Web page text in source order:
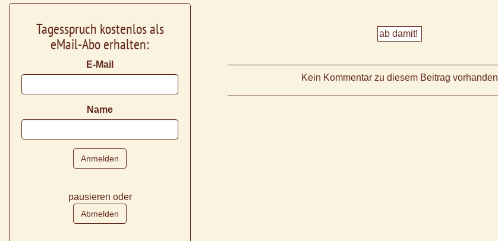
Kein Kommentar zu diesem Beitrag vorhanden
Tagesspruch kostenlos als
eMail-Abo erhalten:
E-Mail
Name
pausieren oder